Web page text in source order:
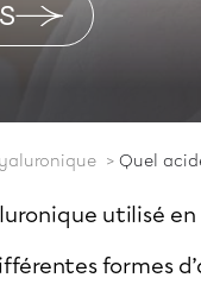
Quel
utilisé
formes